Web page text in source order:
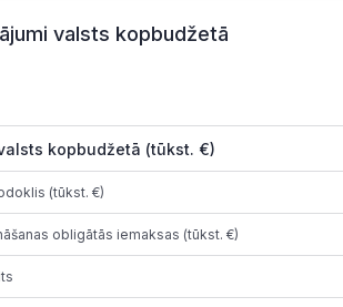
valsts kopbudžetā
kopbudžetā (tūkst. €)
(tūkst. €)
obligātās iemaksas (tūkst. €)